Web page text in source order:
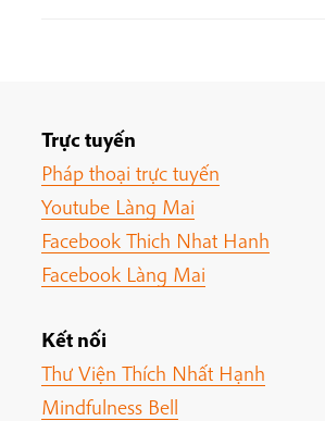
Trực tuyến
Pháp thoại trực tuyến
Youtube Làng Mai
Facebook Thich Nhat Hanh
Facebook Làng Mai
Kết nối
Thư Viện Thích Nhất Hạnh
Mindfulness Bell